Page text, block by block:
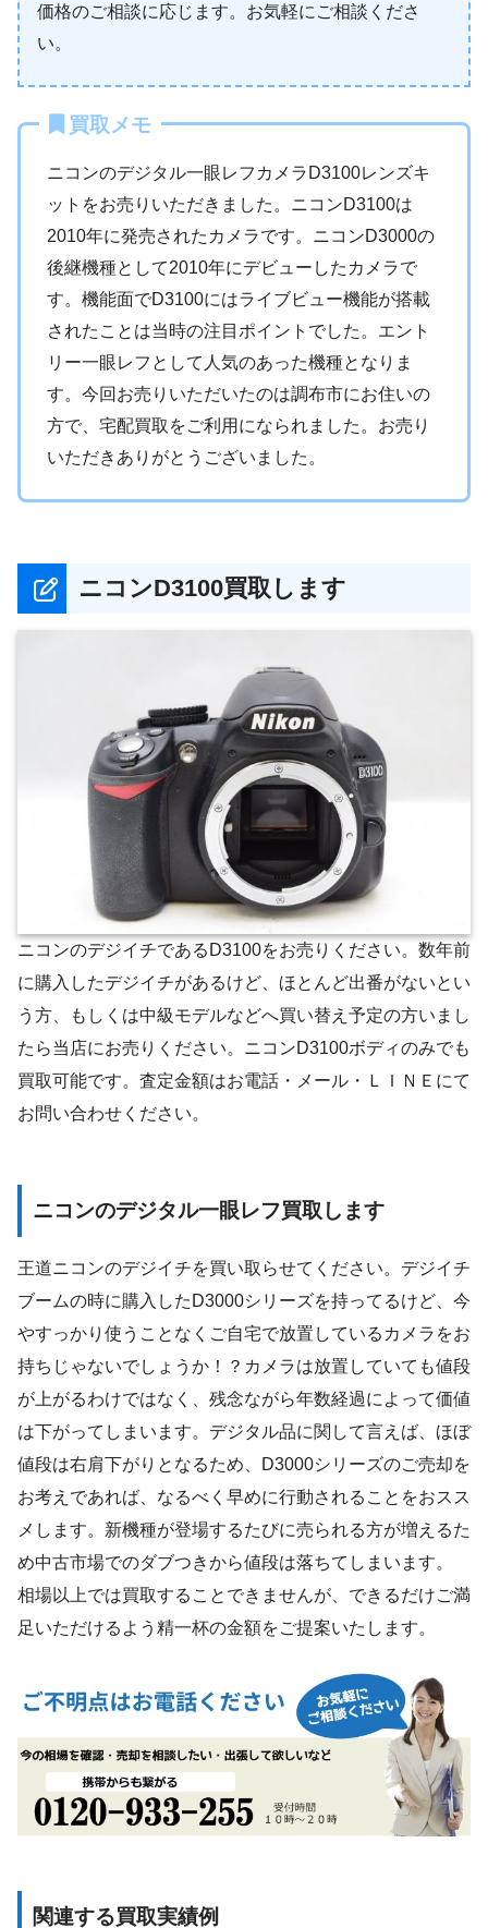
価格のご相談に応じます。お気軽にご相談くださ
い。
買取メモ
ニコンのデジタル一眼レフカメラD3100レンズキ
ットをお売りいただきました。ニコンD3100は
2010年に発売されたカメラです。ニコンD3000の
後継機種として2010年にデビューしたカメラで
す。機能面でD3100にはライブビュー機能が搭載
されたことは当時の注目ポイントでした。エント
リー一眼レフとして人気のあった機種となりま
す。今回お売りいただいたのは調布市にお住いの
方で、宅配買取をご利用になられました。お売り
いただきありがとうございました。
ニコンD3100買取します
ニコンのデジイチであるD3100をお売りください。数年前
に購入したデジイチがあるけど、ほとんど出番がないとい
う方、もしくは中級モデルなどへ買い替え予定の方いまし
たら当店にお売りください。ニコンD3100ボディのみでも
買取可能です。査定金額はお電話・メール・ＬＩＮＥにて
お問い合わせください。
ニコンのデジタル一眼レフ買取します
王道ニコンのデジイチを買い取らせてください。デジイチ
ブームの時に購入したD3000シリーズを持ってるけど、今
やすっかり使うことなくご自宅で放置しているカメラをお
持ちじゃないでしょうか！？カメラは放置していても値段
が上がるわけではなく、残念ながら年数経過によって価値
は下がってしまいます。デジタル品に関して言えば、ほぼ
値段は右肩下がりとなるため、D3000シリーズのご売却を
お考えであれば、なるべく早めに行動されることをおスス
メします。新機種が登場するたびに売られる方が増えるた
め中古市場でのダブつきから値段は落ちてしまいます。
相場以上では買取することできませんが、できるだけご満
足いただけるよう精一杯の金額をご提案いたします。
関連する買取実績例